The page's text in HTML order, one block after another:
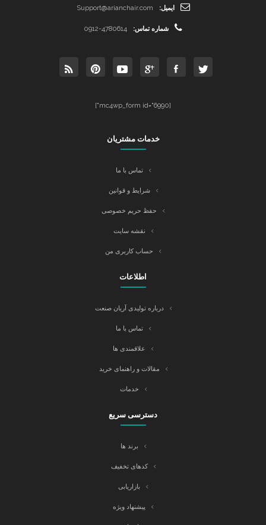
ایمیل: Support@arianchair.com
شماره تماس: 0912-4780614
[mc4wp_form id="6990"]
خدمات مشتریان
تماس با ما
شرایط و قوانین
حفظ حریم خصوصی
نقشه سایت
حساب کاربری من
اطلاعات
درباره تولیدی آریان صنعت
تماس با ما
علاقمندی ها
مقالات و راهنمای خرید
خدمات
دسترسی سریع
برند ها
کدهای تخفیف
بازاریابی
پیشنهاد ویژه